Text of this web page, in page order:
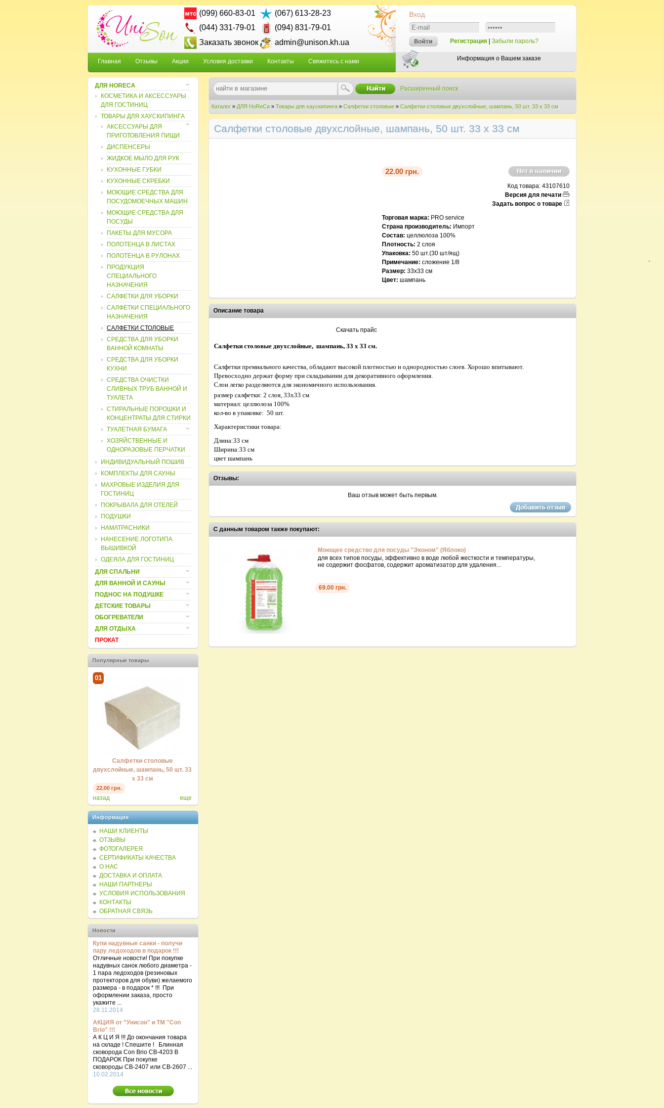
(099) 660-83-01
(067) 613-28-23
(044) 331-79-01
(094) 831-79-01
Заказать звонок
admin@unison.kh.ua
Главная Отзывы Акции Условия доставки Контакты Свяжитесь с нами
Вход
Регистрация Забыли пароль?
Информация о Вашем заказе
Расширенный поиск
Каталог » ДЛЯ HoReCa » Товары для хаускипинга » Салфетки столовые » Салфетки столовые двухслойные, шампань, 50 шт. 33 х 33 см
Салфетки столовые двухслойные, шампань, 50 шт. 33 х 33 см
22.00 грн.
Код товара: 43107610
Версия для печати
Задать вопрос о товаре
Торговая марка: PRO service
Страна производитель: Импорт
Состав: целлюлоза 100%
Плотность: 2 слоя
Упаковка: 50 шт.(30 шт/ящ)
Примечание: сложение 1/8
Размер: 33х33 см
Цвет: шампань
Описание товара
Скачать прайс
Салфетки столовые двухслойные, шампань, 33 х 33 см.
Салфетки премиального качества, обладают высокой плотностью и однородностью слоев. Хорошо впитывают.
Превосходно держат форму при складывании для декоративного оформления.
Слои легко разделяются для экономичного использования.
размер салфетки: 2 слоя, 33х33 см
материал: целлюлоза 100%
кол-во в упаковке: 50 шт.
Характеристики товара:
Длина:33 см
Ширина:33 см
цвет шампань
Отзывы:
Ваш отзыв может быть первым.
С данным товаром также покупают:
Моющее средство для посуды "Эконом" (Яблоко)
для всех типов посуды, эффективно в воде любой жесткости и температуры,
не содержит фосфатов, содержит ароматизатор для удаления...
69.00 грн.
ДЛЯ HORECA
КОСМЕТИКА И АКСЕССУАРЫ
ДЛЯ ГОСТИНИЦ
ТОВАРЫ ДЛЯ ХАУСКИПИНГА
АКСЕССУАРЫ ДЛЯ
ПРИГОТОВЛЕНИЯ ПИЩИ
ДИСПЕНСЕРЫ
ЖИДКОЕ МЫЛО ДЛЯ РУК
КУХОННЫЕ ГУБКИ
КУХОННЫЕ СКРЕБКИ
МОЮЩИЕ СРЕДСТВА ДЛЯ
ПОСУДОМОЕЧНЫХ МАШИН
МОЮЩИЕ СРЕДСТВА ДЛЯ
ПОСУДЫ
ПАКЕТЫ ДЛЯ МУСОРА
ПОЛОТЕНЦА В ЛИСТАХ
ПОЛОТЕНЦА В РУЛОНАХ
ПРОДУКЦИЯ
СПЕЦИАЛЬНОГО
НАЗНАЧЕНИЯ
САЛФЕТКИ ДЛЯ УБОРКИ
САЛФЕТКИ СПЕЦИАЛЬНОГО
НАЗНАЧЕНИЯ
САЛФЕТКИ СТОЛОВЫЕ
СРЕДСТВА ДЛЯ УБОРКИ
ВАННОЙ КОМНАТЫ
СРЕДСТВА ДЛЯ УБОРКИ
КУХНИ
СРЕДСТВА ОЧИСТКИ
СЛИВНЫХ ТРУБ ВАННОЙ И
ТУАЛЕТА
СТИРАЛЬНЫЕ ПОРОШКИ И
КОНЦЕНТРАТЫ ДЛЯ СТИРКИ
ТУАЛЕТНАЯ БУМАГА
ХОЗЯЙСТВЕННЫЕ И
ОДНОРАЗОВЫЕ ПЕРЧАТКИ
ИНДИВИДУАЛЬНЫЙ ПОШИВ
КОМПЛЕКТЫ ДЛЯ САУНЫ
МАХРОВЫЕ ИЗДЕЛИЯ ДЛЯ
ГОСТИНИЦ
ПОКРЫВАЛА ДЛЯ ОТЕЛЕЙ
ПОДУШКИ
НАМАТРАСНИКИ
НАНЕСЕНИЕ ЛОГОТИПА
ВЫШИВКОЙ
ОДЕЯЛА ДЛЯ ГОСТИНИЦ
ДЛЯ СПАЛЬНИ
ДЛЯ ВАННОЙ И САУНЫ
ПОДНОС НА ПОДУШКЕ
ДЕТСКИЕ ТОВАРЫ
ОБОГРЕВАТЕЛИ
ДЛЯ ОТДЫХА
ПРОКАТ
Популярные товары
01
Салфетки столовые
двухслойные, шампань, 50 шт. 33
х 33 см
22.00 грн.
назад еще
Информация
НАШИ КЛИЕНТЫ
ОТЗЫВЫ
ФОТОГАЛЕРЕЯ
СЕРТИФИКАТЫ КАЧЕСТВА
О НАС
ДОСТАВКА И ОПЛАТА
НАШИ ПАРТНЕРЫ
УСЛОВИЯ ИСПОЛЬЗОВАНИЯ
КОНТАКТЫ
ОБРАТНАЯ СВЯЗЬ
Новости
Купи надувные санки - получи
пару ледоходов в подарок !!!
Отличные новости! При покупке
надувных санок любого диаметра -
1 пара ледоходов (резиновых
протекторов для обуви) желаемого
размера - в подарок * !!! При
оформлении заказа, просто
укажите ...
28.11.2014
АКЦИЯ от "Унисон" и ТМ "Con
Brio" !!!
А К Ц И Я !!! До окончания товара
на складе ! Спешите ! Блинная
сковорода Con Brio CB-4203 В
ПОДАРОК При покупке
сковороды СВ-2407 или СВ-2607 ...
10.02.2014